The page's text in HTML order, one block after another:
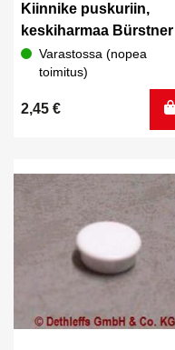
Kiinnike puskuriin,
keskiharmaa Bürstner
Varastossa (nopea
toimitus)
2,45 €